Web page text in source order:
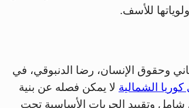
للأسف.
وحقوق الإنسان، رضا الدنبوقي، في
الشمالية لا يمكن فصله عن بنية
وتقييد الحريات الأساسية تحت